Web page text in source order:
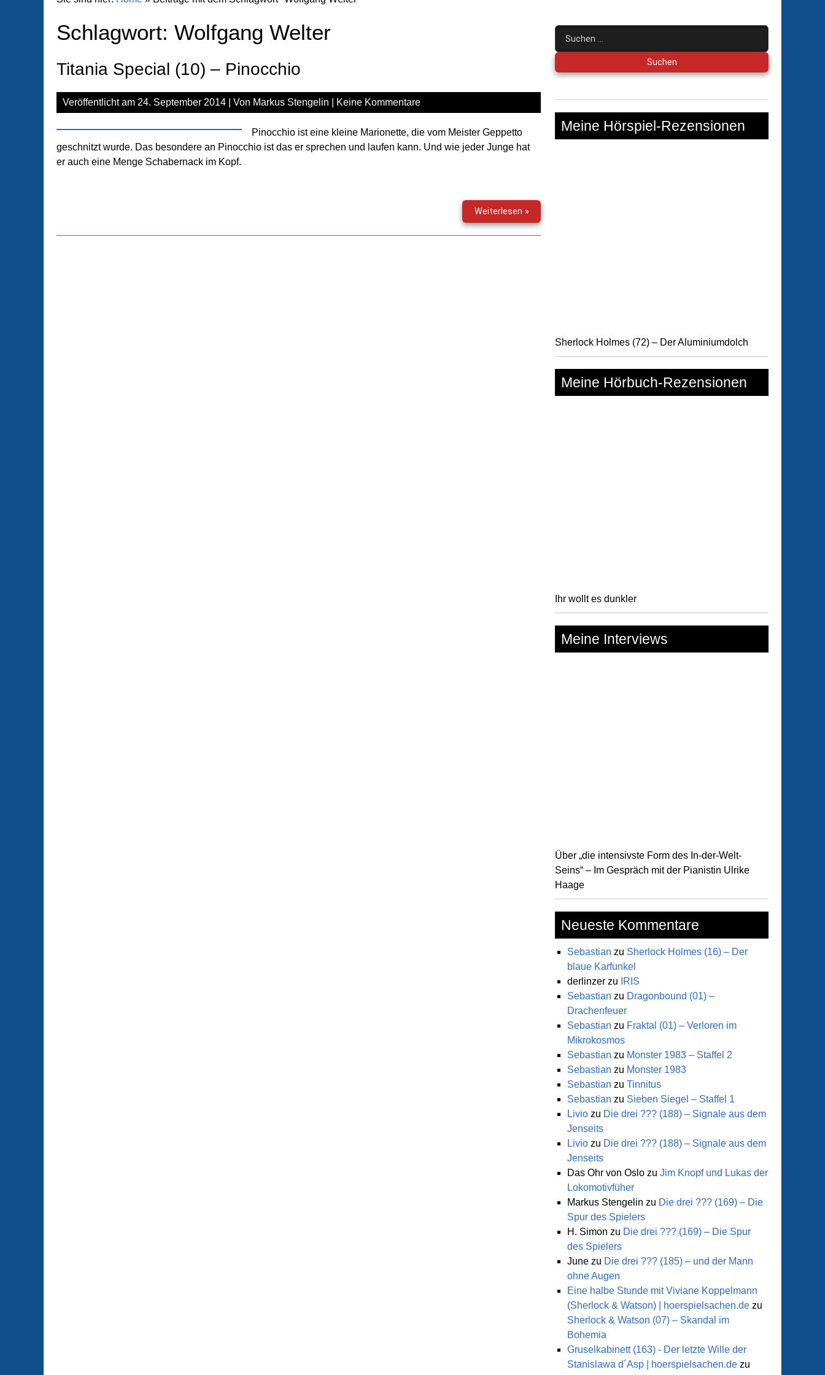
Schlagwort: Wolfgang Welter
Titania Special (10) – Pinocchio
Veröffentlicht am 24. September 2014 | Von Markus Stengelin Keine Kommentare
Pinocchio ist eine kleine Marionette, die vom Meister Geppetto
geschnitzt wurde. Das besondere an Pinocchio ist das er sprechen und laufen kann. Und wie jeder Junge hat
er auch eine Menge Schabernack im Kopf.
Weiterlesen »Titania
Special
(10)
Suchen
nach:
Meine Hörspiel-Rezensionen
Sherlock Holmes (72) – Der Aluminiumdolch
Meine Hörbuch-Rezensionen
Ihr wollt es dunkler
Meine Interviews
Über „die intensivste Form des In-der-Welt-
Seins“ – Im Gespräch mit der Pianistin Ulrike
Haage
Neueste Kommentare
Sebastian zu Sherlock Holmes (16) – Der
blaue Karfunkel
derlinzer zu
IRIS
Sebastian zu Dragonbound (01) –
Drachenfeuer
Sebastian zu Fraktal (01) – Verloren im
Mikrokosmos
Sebastian zu Monster 1983 – Staffel 2
Sebastian zu Monster 1983
Sebastian zu Tinnitus
Sebastian zu Sieben Siegel – Staffel 1
Livio zu Die drei ??? (188) – Signale aus dem
Jenseits
Livio zu Die drei ??? (188) – Signale aus dem
Jenseits
Das Ohr von Oslo zu Jim Knopf und Lukas der
Lokomotivfüher
Markus Stengelin zu Die drei ??? (169) – Die
Spur des Spielers
H. Simon zu Die drei ??? (169) – Die Spur
des Spielers
June zu Die drei ??? (185) – und der Mann
ohne Augen
Eine halbe Stunde mit Viviane Koppelmann
(Sherlock & Watson) | hoerspielsachen.de zu
Sherlock & Watson (07) – Skandal im
Bohemia
Gruselkabinett (163) - Der letzte Wille der
Stanislawa d´Asp | hoerspielsachen.de zu